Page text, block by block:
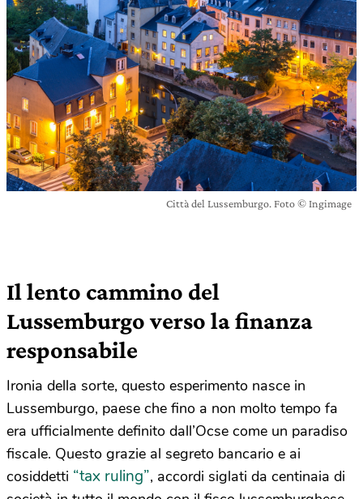
Città del Lussemburgo. Foto © Ingimage
Il lento cammino del
Lussemburgo verso la finanza
responsabile
Ironia della sorte, questo esperimento nasce in
Lussemburgo, paese che fino a non molto tempo fa
era ufficialmente definito dall’Ocse come un paradiso
fiscale. Questo grazie al segreto bancario e ai
cosiddetti “tax ruling”, accordi siglati da centinaia di